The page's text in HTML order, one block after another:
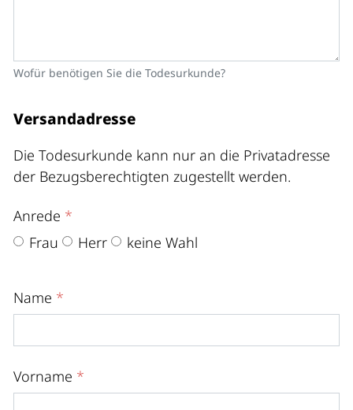
Wofür benötigen Sie die Todesurkunde?
Versandadresse
Die Todesurkunde kann nur an die Privatadresse
der Bezugsberechtigten zugestellt werden.
Anrede *
Frau
Herr keine Wahl
Name *
Vorname *